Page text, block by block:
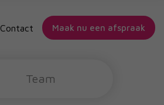
Maak nu een afspraak
Contact
Team